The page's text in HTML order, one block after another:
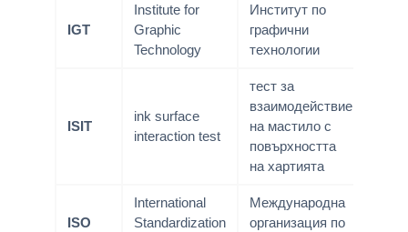
IGT
Institute for
Graphic
Technology
Институт по
графични
технологии
ISIT
ink surface
interaction test
тест за
взаимодействие
на мастило с
повърхността
на хартията
ISO
International
Standardization
Международна
организация по